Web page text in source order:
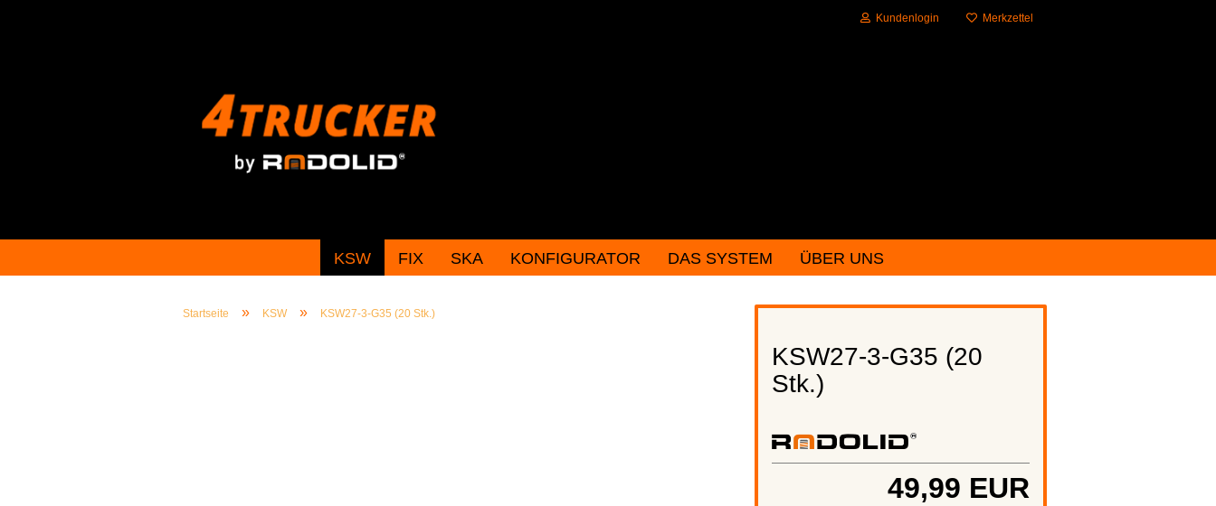
Kundenlogin Merkzettel
KSW FIX SKA KONFIGURATOR DAS SYSTEM ÜBER UNS
Startseite » KSW » KSW27-3-G35 (20 Stk.)
KSW27-3-G35 (20
Stk.)
49,99 EUR